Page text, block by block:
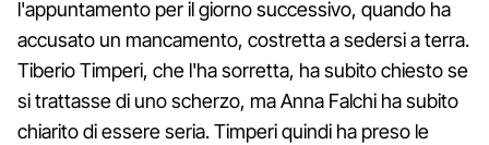
l'appuntamento per il giorno successivo, quando ha
accusato un mancamento, costretta a sedersi a terra.
Tiberio Timperi, che l'ha sorretta, ha subito chiesto se
si trattasse di uno scherzo, ma Anna Falchi ha subito
chiarito di essere seria. Timperi quindi ha preso le